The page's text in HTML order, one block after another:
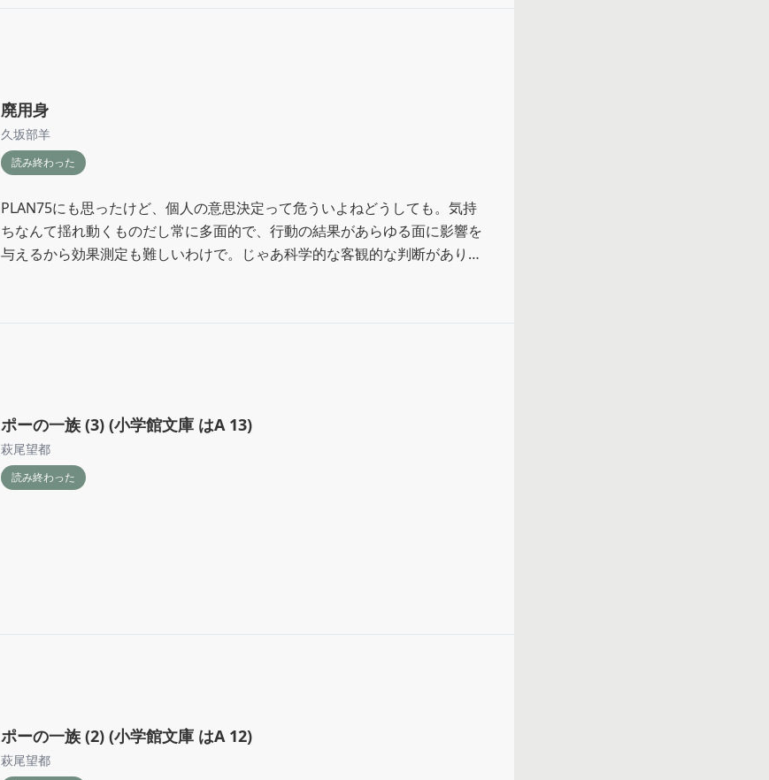
廃用身
久坂部羊
読み終わった
PLAN75にも思ったけど、個人の意思決定って危ういよねどうしても。気持
ちなんて揺れ動くものだし常に多面的で、行動の結果があらゆる面に影響を
与えるから効果測定も難しいわけで。じゃあ科学的な客観的な判断があり得
ポーの一族 (3) (小学館文庫 はA 13)
萩尾望都
読み終わった
ポーの一族 (2) (小学館文庫 はA 12)
萩尾望都